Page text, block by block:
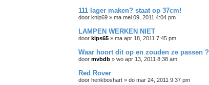
111 lager maken? staat op 37cm!
door knip69 » ma mei 09, 2011 4:04 pm
LAMPEN WERKEN NIET
door kips65 » ma apr 18, 2011 7:45 pm
Waar hoort dit op en zouden ze passen ?
door mvbdb » wo apr 13, 2011 8:38 am
Red Rover
door henkboshart » do mar 24, 2011 9:37 pm